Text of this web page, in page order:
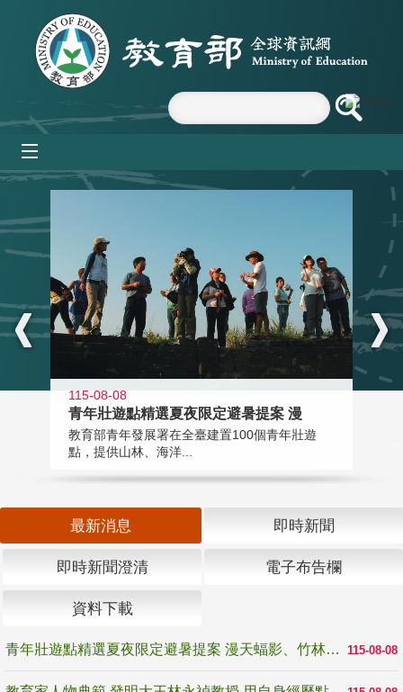
跳到主要內容區塊
:::
115-08-08
青年壯遊點精選夏夜限定避暑提案 漫
教育部青年發展署在全臺建置100個青年壯遊
點，提供山林、海洋...
最新消息 即時新聞
即時新聞澄清 電子布告欄
資料下載
115-08-08
青年壯遊點精選夏夜限定避暑提案 漫天蝠影、竹林尋蛙、茶香夜觀 邀青年暮色出發